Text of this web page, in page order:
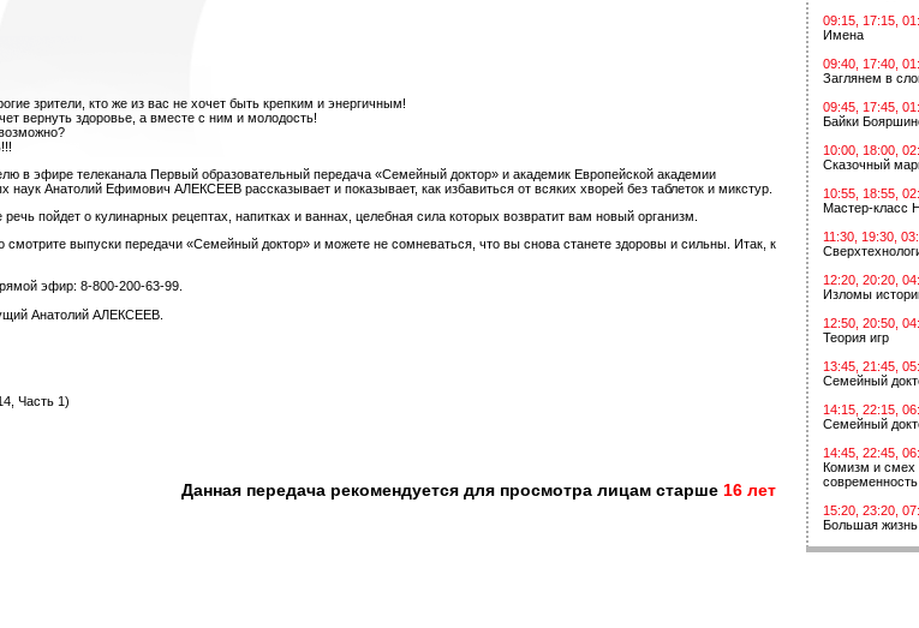
зрители, кто же из вас не хочет быть крепким и энергичным!
вернуть здоровье, а вместе с ним и молодость!
в эфире телеканала Первый образовательный передача «Семейный доктор» и академик Европейской академии
наук Анатолий Ефимович АЛЕКСЕЕВ рассказывает и показывает, как избавиться от всяких хворей без таблеток и микстур.
пойдет о кулинарных рецептах, напитках и ваннах, целебная сила которых возвратит вам новый организм.
смотрите выпуски передачи «Семейный доктор» и можете не сомневаться, что вы снова станете здоровы и сильны. Итак, к
эфир: 8-800-200-63-99.
Анатолий АЛЕКСЕЕВ.
Часть 1)
Данная передача рекомендуется для просмотра лицам старше 16 лет
09:15, 17:15,
Имена
09:40, 17:40,
Заглянем в
09:45, 17:45,
Байки
10:00, 18:00,
Сказочный
10:55, 18:55,
Мастер-класс
11:30, 19:30,
12:20, 20:20,
Изломы
12:50, 20:50,
Теория игр
13:45, 21:45,
Семейный
14:15, 22:15,
Семейный
14:45, 22:45,
Комизм и смех
современность
15:20, 23:20,
Большая жизнь